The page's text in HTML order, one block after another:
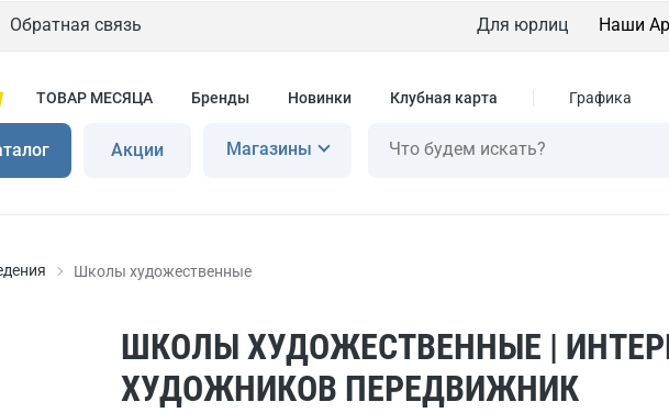
Обратная связь Для юрлиц Наши
ТОВАР МЕСЯЦА Бренды Новинки Клубная карта Графика
Акции Магазины
Школы художественные
ШКОЛЫ ХУДОЖЕСТВЕННЫЕ |
ХУДОЖНИКОВ ПЕРЕДВИЖНИК